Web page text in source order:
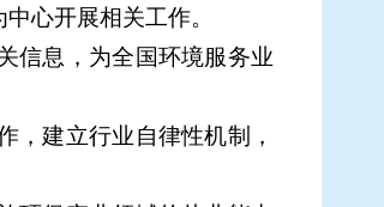
心开展相关工作。
信息，为全国环境服务业
，建立行业自律性机制，